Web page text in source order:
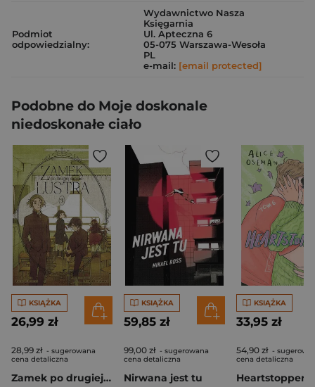
Podmiot
odpowiedzialny:
Wydawnictwo Nasza
Księgarnia
Ul. Apteczna 6
05-075 Warszawa-Wesoła
PL
e-mail: [email protected]
Podobne do Moje doskonale
niedoskonałe ciało
KSIĄŻKA
26,99 zł
28,99 zł - sugerowana
cena detaliczna
Zamek po drugiej stronie lustra. Tom 3
KSIĄŻKA
59,85 zł
99,00 zł - sugerowana
cena detaliczna
Nirwana jest tu
KSIĄŻKA
33,95 zł
54,90 zł -
cena detaliczna